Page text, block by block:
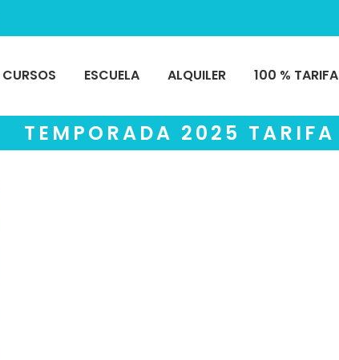
CURSOS ESCUELA ALQUILER 100 % TARIFA
TEMPORADA 2025 TARIFA